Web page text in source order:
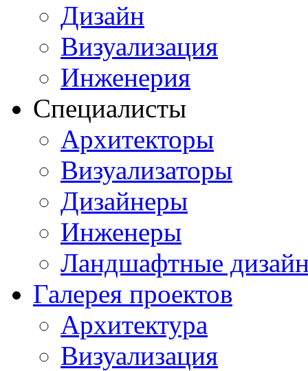
Дизайн
Визуализация
Инженерия
Специалисты
Архитекторы
Визуализаторы
Дизайнеры
Инженеры
Ландшафтные
Галерея проектов
Архитектура
Визуализация